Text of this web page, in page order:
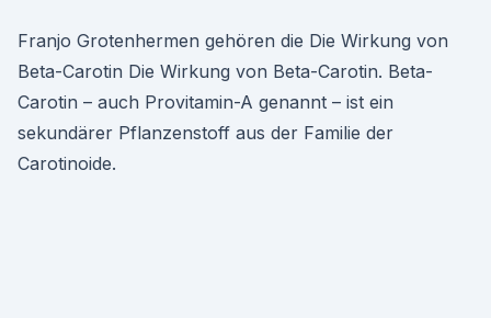
Franjo Grotenhermen gehören die Die Wirkung von
Beta-Carotin Die Wirkung von Beta-Carotin. Beta-
Carotin – auch Provitamin-A genannt – ist ein
sekundärer Pflanzenstoff aus der Familie der
Carotinoide.